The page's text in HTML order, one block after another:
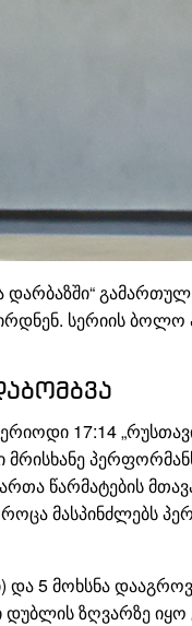
სერიის
17:14
წარმატების
მასპინძლებს
5 მოხსნა
დუბლის ზღვარზე